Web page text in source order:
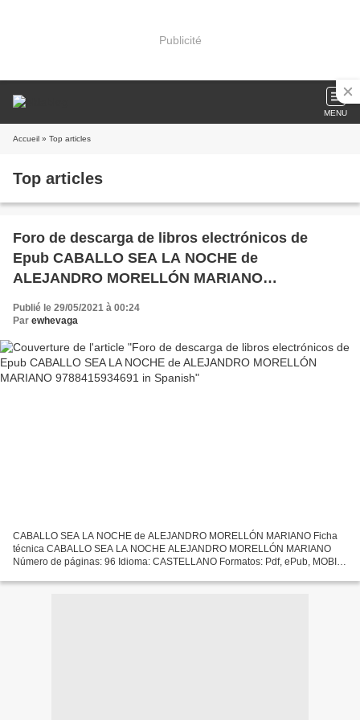
Publicité
MENU
Accueil » Top articles
Top articles
Foro de descarga de libros electrónicos de
Epub CABALLO SEA LA NOCHE de
ALEJANDRO MORELLÓN MARIANO
9788415934691 in Spanish
Publié le 29/05/2021 à 00:24
Par ewhevaga
CABALLO SEA LA NOCHE de ALEJANDRO MORELLÓN MARIANO Ficha
técnica CABALLO SEA LA NOCHE ALEJANDRO MORELLÓN MARIANO
Número de páginas: 96 Idioma: CASTELLANO Formatos: Pdf, ePub, MOBI,
Descargar...